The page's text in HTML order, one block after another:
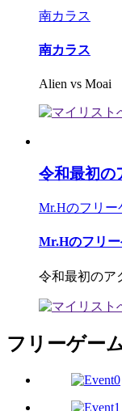
南カラス
南カラス
Alien vs Moai
令和最初の
Mr.Hのフリー
Mr.Hのフリ
令和最初のア
フリーゲー